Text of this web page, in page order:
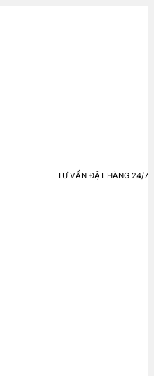
TƯ VẤN ĐẶT HÀNG 24/7